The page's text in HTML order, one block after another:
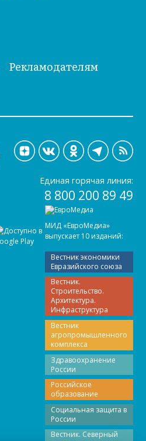
Рекламодателям
МИД «ЕвроМедиа»
выпускает 10 изданий:
Вестник экономики
Евразийского союза
Вестник.
Строительство.
Архитектура.
Инфраструктура
Вестник
агропромышленного
комплекса
Здравоохранение
России
Российское
образование
Социальная защита в
России
Вестник. Северный
Единая горячая линия:
8 800 200 89 49